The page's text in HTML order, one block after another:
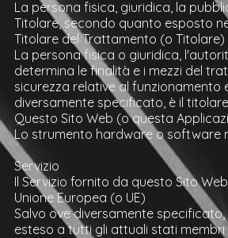
La persona fisica, giuridica, la
Titolare, secondo quanto esposto
Titolare del Trattamento (o Titolare)
La persona fisica o giuridica,
determina le finalità e i mezzi del
sicurezza relative al funzionamento
diversamente specificato, è il
Questo Sito Web (o questa
Lo strumento hardware o software
Servizio
Il Servizio fornito da questo Sito
Unione Europea (o UE)
Salvo ove diversamente
esteso a tutti gli attuali stati membri